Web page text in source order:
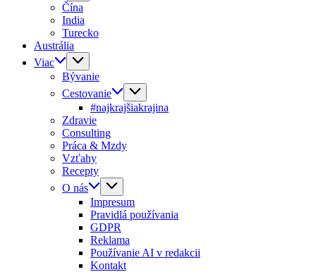
Čína
India
Turecko
Austrália
Viac
Bývanie
Cestovanie
#najkrajšiakrajina
Zdravie
Consulting
Práca & Mzdy
Vzťahy
Recepty
O nás
Impresum
Pravidlá používania
GDPR
Reklama
Používanie AI v redakcii
Kontakt